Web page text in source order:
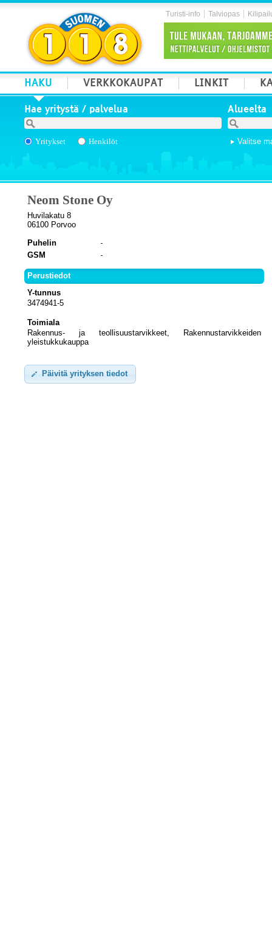
Turisti-info Talviopas
HAKU VERKKOKAUPAT LINKIT
Hae yritystä / palvelua
Yritykset Henkilöt
Alueelta
Valitse
Neom Stone Oy
Huvilakatu 8
06100 Porvoo
Puhelin
GSM
Perustiedot
Y-tunnus
3474941-5
Toimiala
Rakennus- ja teollisuustarvikkeet, Rakennustarvikkeiden
yleistukkukauppa
Päivitä yrityksen tiedot